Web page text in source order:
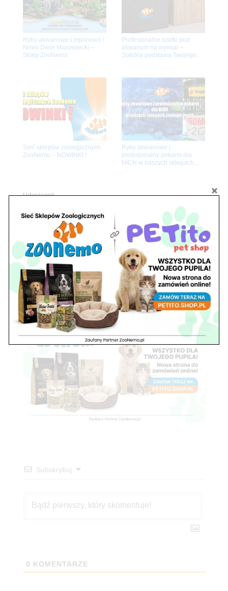
Ryby akwariowe Legionowo i
Nowy Dwór Mazowiecki –
Sklep ZooNemo
Profesjonalne szafki pod
akwarium na wymiar –
Solidna podstawa Twojego
Sieć sklepów zoologicznych
ZooNemo – NOWINKI !
Ryby akwariowe i
profesjonalny pokarm dla
NICH w naszych sklepach
Udostępnij...
Subskrybuj
0 KOMENTARZE